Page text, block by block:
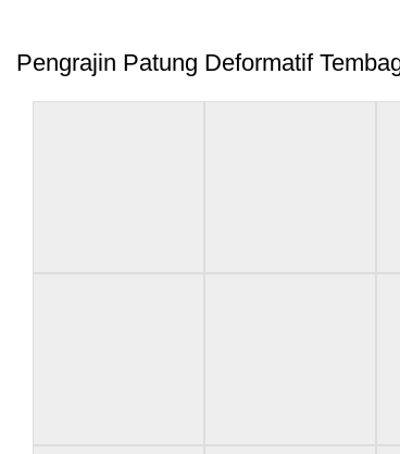
Pengrajin Patung Deformatif